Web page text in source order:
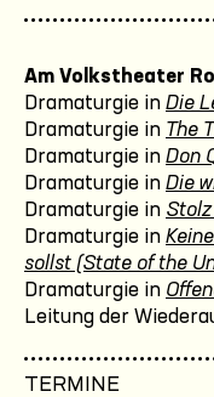
Am Volkstheater
Dramaturgie in Die
Dramaturgie in The
Dramaturgie in Don
Dramaturgie in Die
Dramaturgie in Stolz
Dramaturgie in
sollst (State of the
Dramaturgie in
Leitung der
TERMINE